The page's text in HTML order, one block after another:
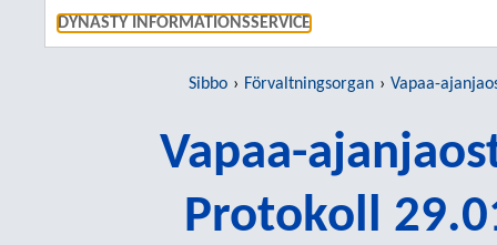
DYNASTY INFORMATIONSSERVICE
Sibbo Förvaltningsorgan Vapaa-
Vapaa-
Protokoll